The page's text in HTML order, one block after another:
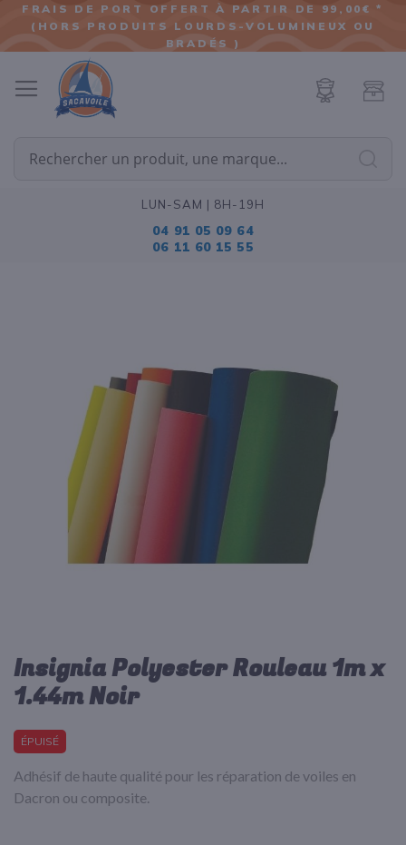
ALLER
AU
FRAIS DE PORT OFFERT À PARTIR DE 99,00€ *
(HORS PRODUITS LOURDS-VOLUMINEUX OU
BRADÉS )
LUN-SAM | 8H-19H
04 91 05 09 64
06 11 60 15 55
Passer
au
début
la
Galerie
d’images
Insignia Polyester Rouleau 1m x
1.44m Noir
ÉPUISÉ
Adhésif de haute qualité pour les réparation de voiles en
Dacron ou composite.